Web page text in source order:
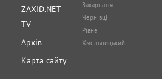
ZAXID.NET
TV
Архів
Карта сайту
Закарпаття
Чернівці
Рівне
Хмельницький